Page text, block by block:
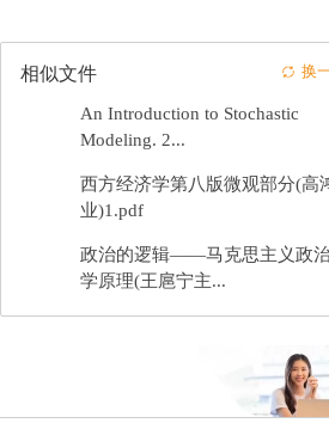
相似文件 换
An Introduction to Stochastic
Modeling. 2...
西方经济学第八版微观部分(高
业)1.pdf
政治的逻辑——马克思主义政
学原理(王扈宁主...